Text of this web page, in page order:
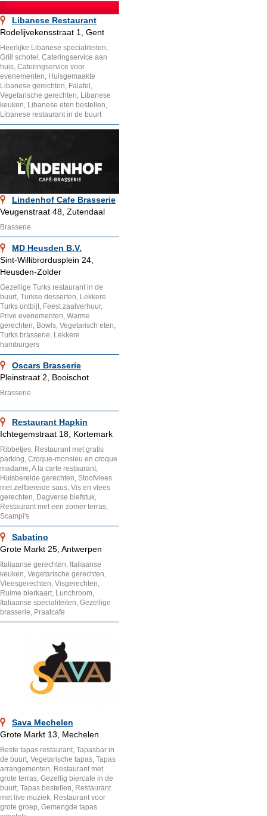
Libanese Restaurant
Rodelijvekensstraat 1, Gent
Heerlijke Libanese specialiteiten,
Grill schotel, Cateringservice aan
huis, Cateringservice voor
evenementen, Huisgemaakte
Libanese gerechten, Falafel,
Vegetarische gerechten, Libanese
keuken, Libanese eten bestellen,
Libanese restaurant in de buurt
Lindenhof Cafe Brasserie
Veugenstraat 48, Zutendaal
Brasserie
MD Heusden B.V.
Sint-Willibrordusplein 24,
Heusden-Zolder
Gezellige Turks restaurant in de
buurt, Turkse desserten, Lekkere
Turks ontbijt, Feest zaalverhuur,
Prive evenementen, Warme
gerechten, Bowls, Vegetarisch eten,
Turks brasserie, Lekkere
hamburgers
Oscars Brasserie
Pleinstraat 2, Booischot
Brasserie
Restaurant Hapkin
Ichtegemstraat 18, Kortemark
Ribbetjes, Restaurant met gratis
parking, Croque-monsieu en croque
madame, A la carte restaurant,
Huisbereide gerechten, Stoofvlees
met zelfbereide saus, Vis en vlees
gerechten, Dagverse biefstuk,
Restaurant met een zomer terras,
Scampi's
Sabatino
Grote Markt 25, Antwerpen
Italiaanse gerechten, Italiaanse
keuken, Vegetarische gerechten,
Vleesgerechten, Visgerechten,
Ruime bierkaart, Lunchroom,
Italiaanse specialiteiten, Gezellige
brasserie, Praatcafe
Sava Mechelen
Grote Markt 13, Mechelen
Beste tapas restaurant, Tapasbar in
de buurt, Vegetarische tapas, Tapas
arrangementen, Restaurant met
grote terras, Gezellig biercafe in de
buurt, Tapas bestellen, Restaurant
met live muziek, Restaurant voor
grote groep, Gemengde tapas